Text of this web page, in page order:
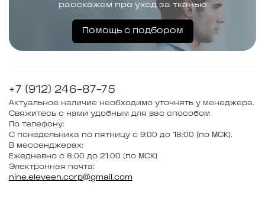
расскажем про уход за тканью
Помощь с подбором
+7 (912) 246-87-75
Актуальное наличие необходимо уточнять у менеджера.
Свяжитесь с нами удобным для вас способом
По телефону:
С понедельника по пятницу с 9:00 до 18:00 (по МСК).
В мессенджерах:
Ежедневно с 8:00 до 21:00 (по МСК)
Электронная почта:
nine.eleveen.corp@gmail.com